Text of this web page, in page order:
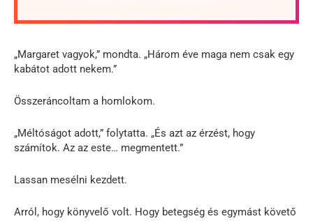
„Margaret vagyok,” mondta. „Három éve maga nem csak egy
kabátot adott nekem.”
Összeráncoltam a homlokom.
„Méltóságot adott,” folytatta. „És azt az érzést, hogy
számítok. Az az este… megmentett.”
Lassan mesélni kezdett.
Arról, hogy könyvelő volt. Hogy betegség és egymást követő